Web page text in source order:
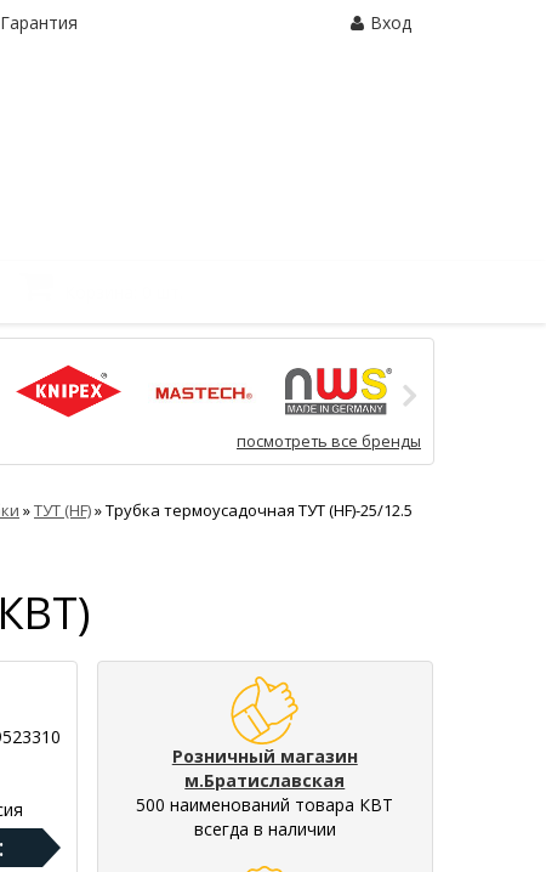
Гарантия Вход
посмотреть все бренды
»ТУТ (HF)»Трубка термоусадочная ТУТ (HF)-25/12.5
Розничный магазин
м.Братиславская
500 наименований товара КВТ
всегда в наличии